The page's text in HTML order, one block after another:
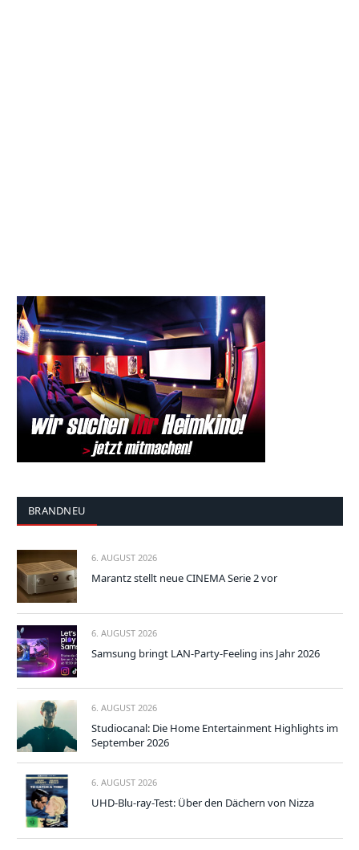
BRANDNEU
6. AUGUST 2026
Marantz stellt neue CINEMA Serie 2 vor
6. AUGUST 2026
Samsung bringt LAN-Party-Feeling ins Jahr 2026
6. AUGUST 2026
Studiocanal: Die Home Entertainment Highlights im
September 2026
6. AUGUST 2026
UHD-Blu-ray-Test: Über den Dächern von Nizza